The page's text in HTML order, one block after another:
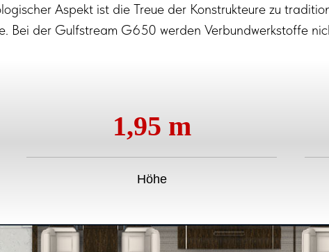
Aspekt ist die Treue der Konstrukteure zu
Bei der Gulfstream G650 werden Verbundwerkstoffe
1,95 m
Höhe